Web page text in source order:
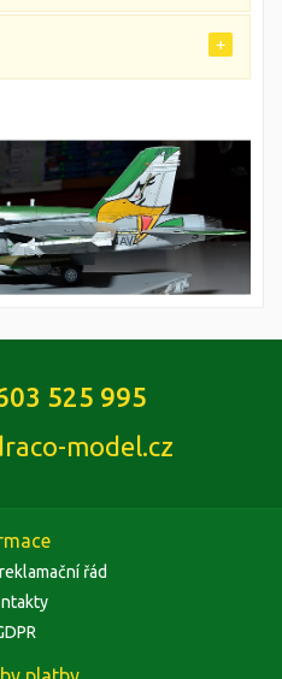
525 995
model.cz
řád